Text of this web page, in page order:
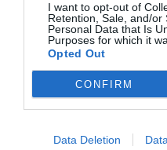
I want to opt-out of
Retention, Sale, and/or
Personal Data that Is
Purposes for which it
Opted Out
CONFIRM
Data Deletion
Keresés